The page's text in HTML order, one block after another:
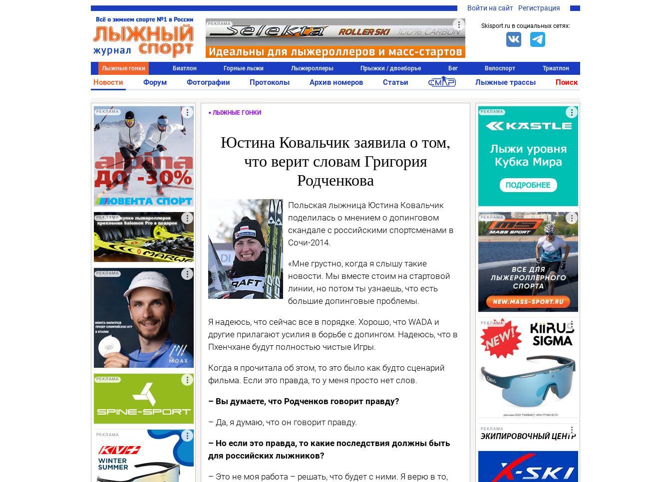
Войти на сайт Регистрация
РЕКЛАМА Skisport.ru в социальных сетях:
Лыжные гонки Биатлон Горные лыжи Лыжероллеры Прыжки / двоеборье Бег Велоспорт Триатлон
Новости Форум Фотографии Протоколы Архив номеров Статьи Лыжные трассы Поиск
РЕКЛАМА
РЕКЛАМА
РЕКЛАМА
РЕКЛАМА
РЕКЛАМА
ЛЫЖНЫЕ ГОНКИ
Юстина Ковальчик заявила о том,
что верит словам Григория
Родченкова
Польская лыжница Юстина Ковальчик
поделилась о мнением о допинговом
скандале с российскими спортсменами в
Сочи-2014.
«Мне грустно, когда я слышу такие
новости. Мы вместе стоим на стартовой
линии, но потом ты узнаешь, что есть
большие допинговые проблемы.
Я надеюсь, что сейчас все в порядке. Хорошо, что WADA и
другие прилагают усилия в борьбе с допингом. Надеюсь, что в
Пхенчхане будут полностью чистые Игры.
Когда я прочитала об этом, то это было как будто сценарий
фильма. Если это правда, то у меня просто нет слов.
– Вы думаете, что Родченков говорит правду?
– Да, я думаю, что он говорит правду.
– Но если это правда, то какие последствия должны быть
для российских лыжников?
– Это не моя работа – решать, что будет с ними. Я верю в то,
РЕКЛАМА
РЕКЛАМА
РЕКЛАМА
РЕКЛАМА